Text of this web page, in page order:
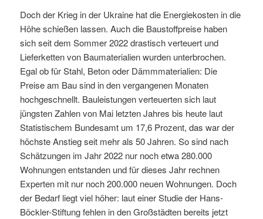
Doch der Krieg in der Ukraine hat die Energiekosten in die
Höhe schießen lassen. Auch die Baustoffpreise haben
sich seit dem Sommer 2022 drastisch verteuert und
Lieferketten von Baumaterialien wurden unterbrochen.
Egal ob für Stahl, Beton oder Dämmmaterialien: Die
Preise am Bau sind in den vergangenen Monaten
hochgeschnellt. Bauleistungen verteuerten sich laut
jüngsten Zahlen von Mai letzten Jahres bis heute laut
Statistischem Bundesamt um 17,6 Prozent, das war der
höchste Anstieg seit mehr als 50 Jahren. So sind nach
Schätzungen im Jahr 2022 nur noch etwa 280.000
Wohnungen entstanden und für dieses Jahr rechnen
Experten mit nur noch 200.000 neuen Wohnungen. Doch
der Bedarf liegt viel höher: laut einer Studie der Hans-
Böckler-Stiftung fehlen in den Großstädten bereits jetzt